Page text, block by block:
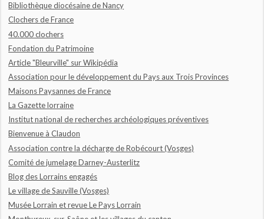
Bibliothèque diocésaine de Nancy
Clochers de France
40.000 clochers
Fondation du Patrimoine
Article "Bleurville" sur Wikipédia
Association pour le développement du Pays aux Trois Provinces
Maisons Paysannes de France
La Gazette lorraine
Institut national de recherches archéologiques préventives
Bienvenue à Claudon
Association contre la décharge de Robécourt (Vosges)
Comité de jumelage Darney-Austerlitz
Blog des Lorrains engagés
Le village de Sauville (Vosges)
Musée Lorrain et revue Le Pays Lorrain